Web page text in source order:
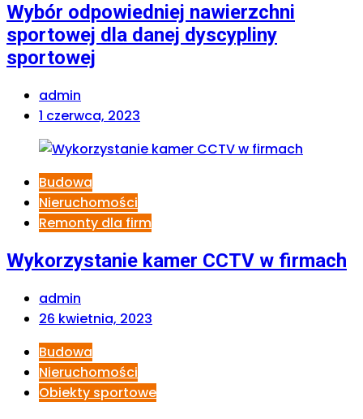
Wybór odpowiedniej nawierzchni
sportowej dla danej dyscypliny
sportowej
admin
1 czerwca, 2023
Budowa
Nieruchomości
Remonty dla firm
Wykorzystanie kamer CCTV w firmach
admin
26 kwietnia, 2023
Budowa
Nieruchomości
Obiekty sportowe